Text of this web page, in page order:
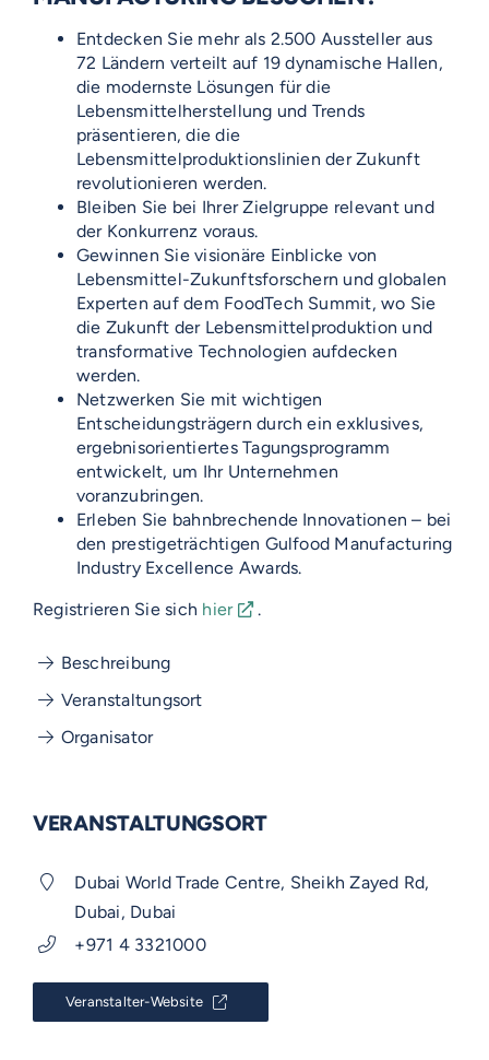
Entdecken Sie mehr als 2.500 Aussteller aus
72 Ländern verteilt auf 19 dynamische Hallen,
die modernste Lösungen für die
Lebensmittelherstellung und Trends
präsentieren, die die
Lebensmittelproduktionslinien der Zukunft
revolutionieren werden.
Bleiben Sie bei Ihrer Zielgruppe relevant und
der Konkurrenz voraus.
Gewinnen Sie visionäre Einblicke von
Lebensmittel-Zukunftsforschern und globalen
Experten auf dem FoodTech Summit, wo Sie
die Zukunft der Lebensmittelproduktion und
transformative Technologien aufdecken
werden.
Netzwerken Sie mit wichtigen
Entscheidungsträgern durch ein exklusives,
ergebnisorientiertes Tagungsprogramm
entwickelt, um Ihr Unternehmen
voranzubringen.
Erleben Sie bahnbrechende Innovationen – bei
den prestigeträchtigen Gulfood Manufacturing
Industry Excellence Awards.
Registrieren Sie sich hier .
Beschreibung
Veranstaltungsort
Organisator
VERANSTALTUNGSORT
Dubai World Trade Centre, Sheikh Zayed Rd,
Dubai, Dubai
+971 4 3321000
Veranstalter-Website